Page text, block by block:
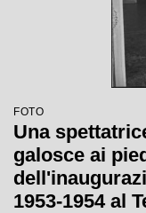
FOTO
Una
galosce ai
1953-1954 al